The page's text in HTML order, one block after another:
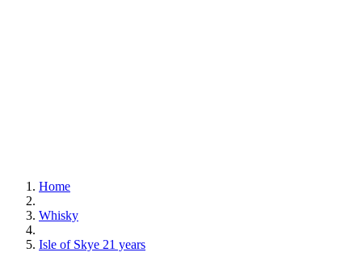
Home
Whisky
Isle of Skye 21 years